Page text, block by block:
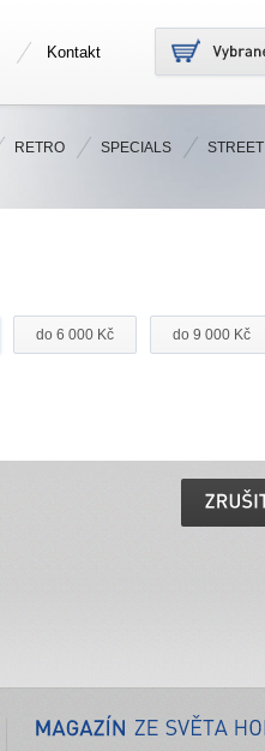
Kontakt
do 6 000 Kč do 9 000 Kč
RETRO SPECIALS STREET